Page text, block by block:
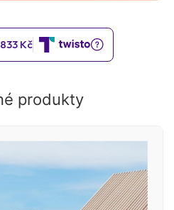
produkty